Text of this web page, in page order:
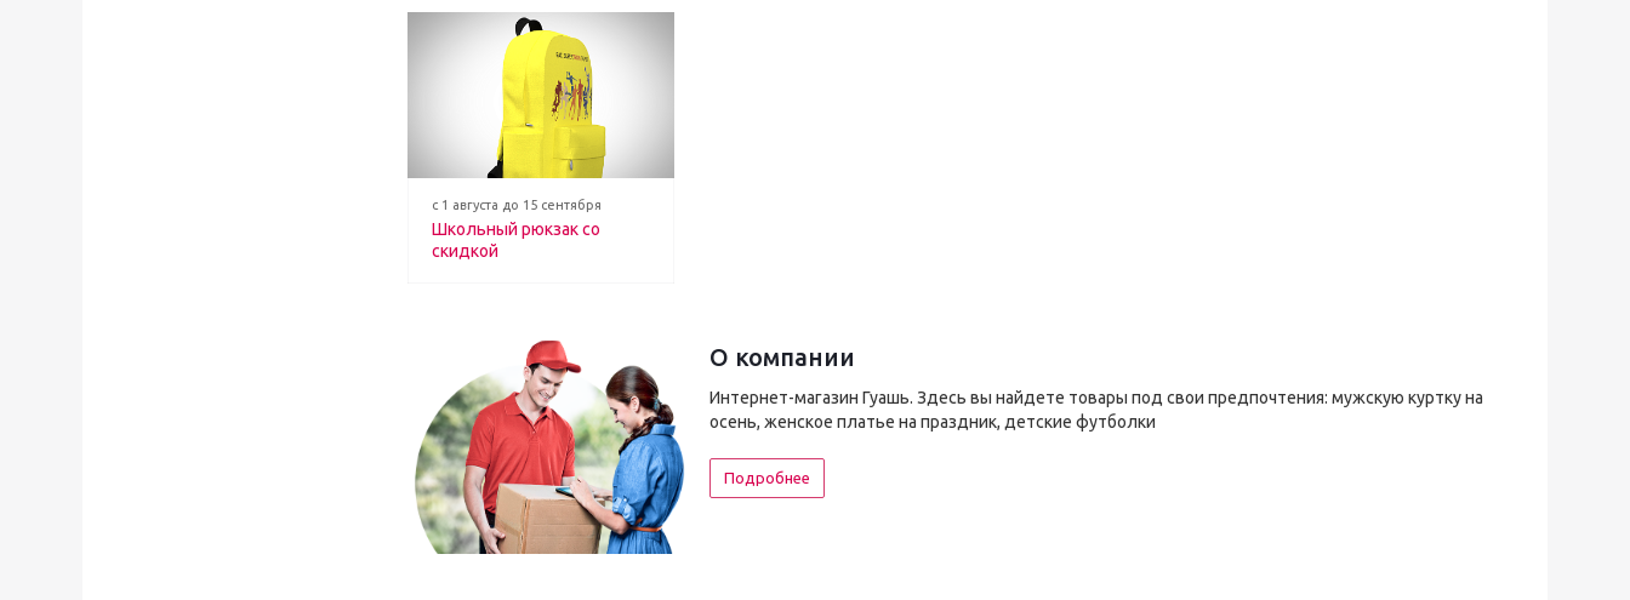
с 1 августа до 15 сентября
Школьный рюкзак со
скидкой
О компании
Интернет-магазин Гуашь. Здесь вы найдете товары под свои предпочтения: мужскую куртку на
осень, женское платье на праздник, детские футболки
Подробнее